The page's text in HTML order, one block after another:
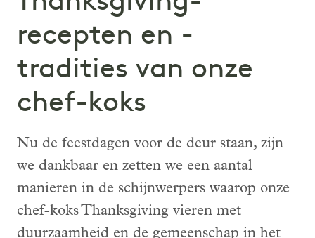
recepten en -
tradities van onze
chef-koks
Nu de feestdagen voor de deur staan, zijn
we dankbaar en zetten we een aantal
manieren in de schijnwerpers waarop onze
chef-koks Thanksgiving vieren met
duurzaamheid en de gemeenschap in het